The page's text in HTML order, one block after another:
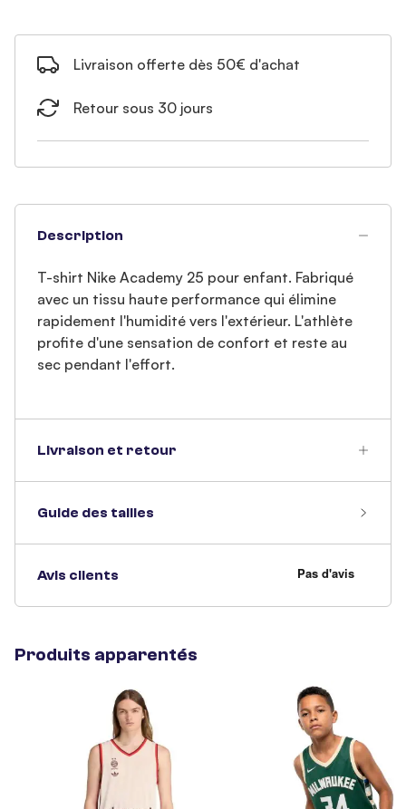
Livraison offerte dès 50€ d'achat
Retour sous 30 jours
Description
T-shirt Nike Academy 25 pour enfant. Fabriqué
avec un tissu haute performance qui élimine
rapidement l'humidité vers l'extérieur. L'athlète
profite d'une sensation de confort et reste au
sec pendant l'effort.
Livraison et retour
Guide des tailles
Avis clients
Produits apparentés